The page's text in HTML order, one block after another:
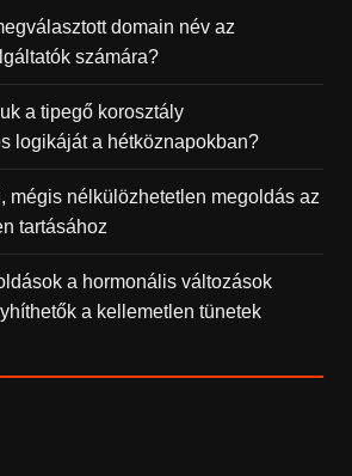
domain név az
számára?
a tipegő korosztály
logikáját a hétköznapokban?
mégis nélkülözhetetlen megoldás az
tartásához
a hormonális változások
a kellemetlen tünetek